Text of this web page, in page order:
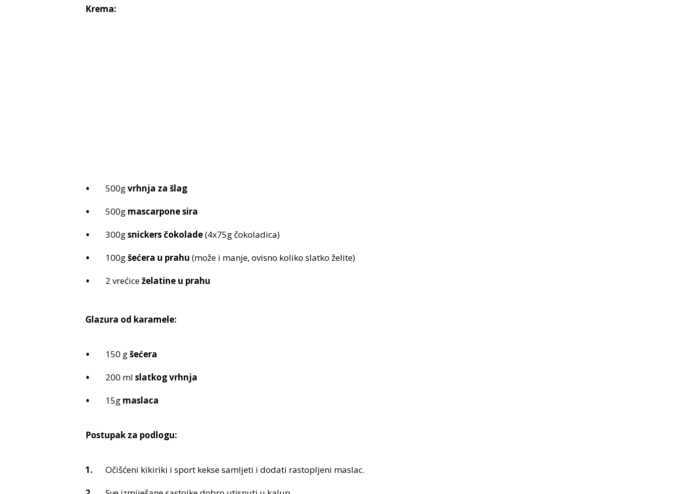
Krema:
500gvrhnja za šlag
500g mascarpone sira
300gsnickers čokolade(4x75g čokoladica)
100gšećera u prahu (može i manje, ovisno koliko slatko želite)
2 vrećiceželatine u prahu
Glazura od karamele:
150 gšećera
200 ml slatkog vrhnja
15g maslaca
Postupak za podlogu:
Očišćeni kikiriki i sport kekse samljeti i dodati rastopljeni maslac.